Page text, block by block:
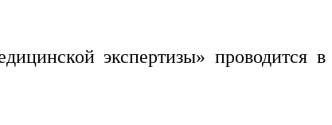
экспертизы» проводится в